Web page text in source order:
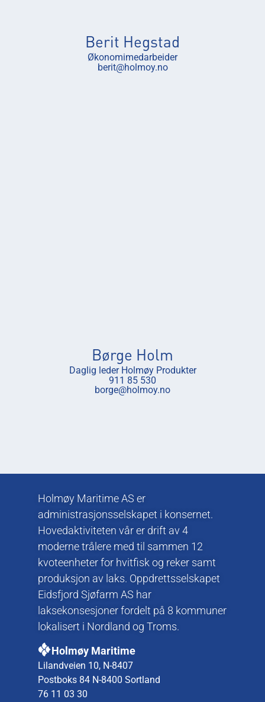
Berit Hegstad
Økonomimedarbeider
berit@holmoy.no
Børge Holm
Daglig leder Holmøy Produkter
911 85 530
borge@holmoy.no
Holmøy Maritime AS er
administrasjonsselskapet i konsernet.
Hovedaktiviteten vår er drift av 4
moderne trålere med til sammen 12
kvoteenheter for hvitfisk og reker samt
produksjon av laks. Oppdrettsselskapet
Eidsfjord Sjøfarm AS har
laksekonsesjoner fordelt på 8 kommuner
lokalisert i Nordland og Troms.
Holmøy Maritime
Lilandveien 10, N-8407
Postboks 84 N-8400 Sortland
76 11 03 30